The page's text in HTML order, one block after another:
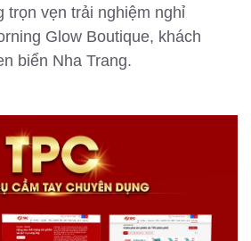
trọn vẹn trải nghiệm nghỉ
Glow Boutique, khách
biển Nha Trang.